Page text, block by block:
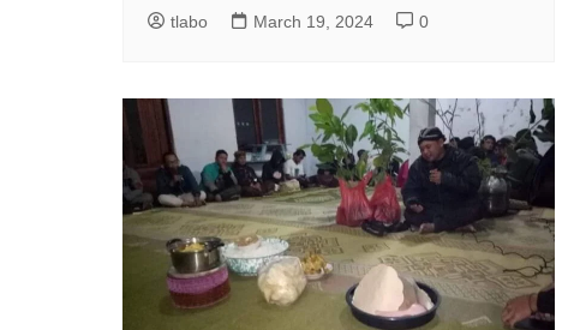
tlabo March 19, 2024 0